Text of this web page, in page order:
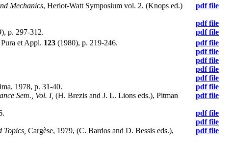
Mechanics, Heriot-Watt Symposium vol. 2, (Knops ed.)
pdf file
pdf file
p. 297-312.
pdf file
et Appl. 123 (1980), p. 219-246.
pdf file
pdf file
pdf file
pdf file
pdf file
1978, p. 31-40.
pdf file
Sem., Vol. I, (H. Brezis and J. L. Lions eds.), Pitman
pdf file
pdf file
pdf file
Cargèse, 1979, (C. Bardos and D. Bessis eds.),
pdf file